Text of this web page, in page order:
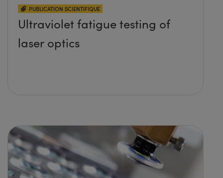
PUBLICATION SCIENTIFIQUE
Ultraviolet fatigue testing of
laser optics